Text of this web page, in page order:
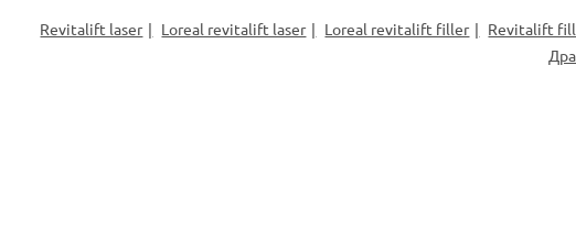
Revitalift laser Loreal revitalift laser Loreal revitalift filler Revitalift